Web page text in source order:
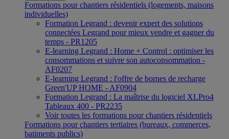
Formations pour chantiers résidentiels (logements, maisons
individuelles)
Formation Legrand : devenir expert des solutions
connectées Legrand pour mieux vendre et gagner du
temps - PR1205
E-learning Legrand : Home + Control : optimiser les
consommations et suivre son autoconsommation -
AF0207
E-learning Legrand : l'offre de bornes de recharge
Green'UP HOME - AF0904
Formation Legrand : La maîtrise du logiciel XLPro4
Tableaux 400 - PR2235
Voir toutes les formations pour chantiers résidentiels
Formations pour chantiers tertiaires (bureaux, commerces,
batiments publics)